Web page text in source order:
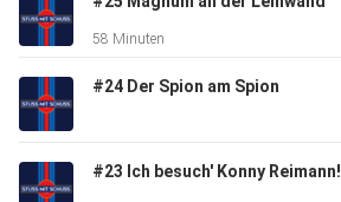
58 Minuten
#24 Der Spion am Spion
#23 Ich besuch' Konny Reimann!